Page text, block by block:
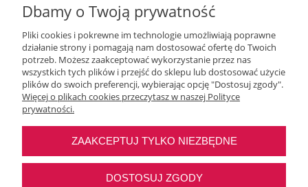
Moje konto
Najczęstsze pytania
Dbamy o Twoją prywatność
Pliki cookies i pokrewne im technologie umożliwiają poprawne
działanie strony i pomagają nam dostosować ofertę do Twoich
potrzeb. Możesz zaakceptować wykorzystanie przez nas
wszystkich tych plików i przejść do sklepu lub dostosować użycie
plików do swoich preferencji, wybierając opcję "Dostosuj zgody".
Więcej o plikach cookies przeczytasz w naszej Polityce
prywatności.
ZAAKCEPTUJ TYLKO NIEZBĘDNE
DOSTOSUJ ZGODY